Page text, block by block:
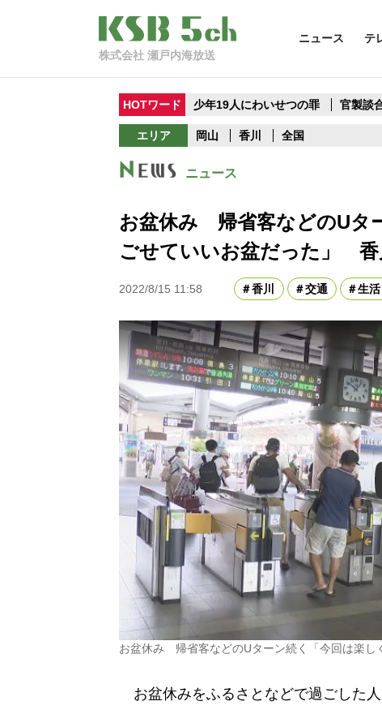
株式会社 瀬戸内海放送
ニュース テ
HOTワード 少年19人にわいせつの罪 官製談
エリア 岡山 香川 全国
ニュース
お盆休み 帰省客などのUタ
ごせていいお盆だった」 香
2022/8/15 11:58 香川 交通 生
お盆休み 帰省客などのUターン続く「今回は楽し
お盆休みをふるさとなどで過ごした